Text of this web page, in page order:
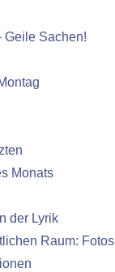
Geile Sachen!
Monats
der Lyrik
Raum: Fotos